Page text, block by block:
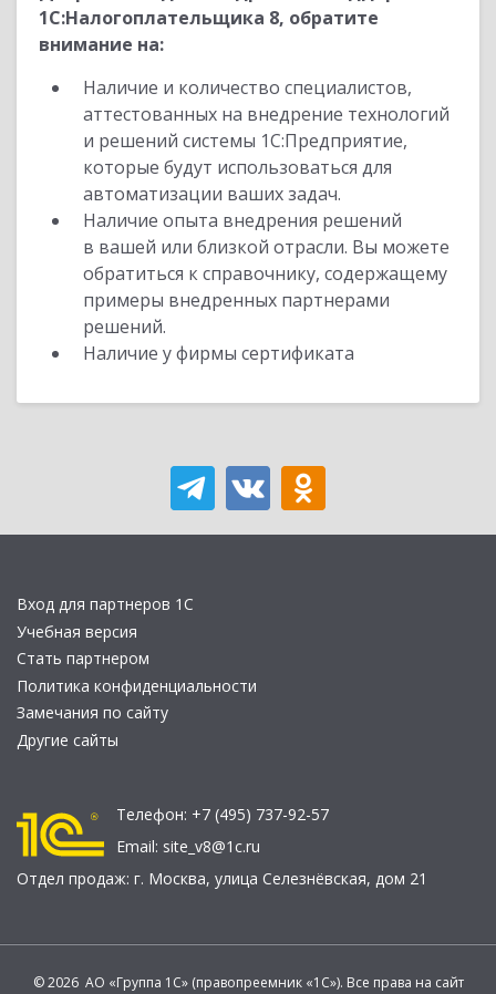
1С:Налогоплательщика 8, обратите
внимание на:
Наличие и количество специалистов,
аттестованных на внедрение технологий
и решений системы 1С:Предприятие,
которые будут использоваться для
автоматизации ваших задач.
Наличие опыта внедрения решений
в вашей или близкой отрасли. Вы можете
обратиться к справочнику, содержащему
примеры внедренных партнерами
решений.
Наличие у фирмы сертификата
Вход для партнеров 1С
Учебная версия
Стать партнером
Политика конфиденциальности
Замечания по сайту
Другие сайты
Телефон: +7 (495) 737-92-57
Email: site_v8@1c.ru
Отдел продаж: г. Москва, улица Селезнёвская, дом 21
© 2026 АО «Группа 1С» (правопреемник «1С»). Все права на сайт